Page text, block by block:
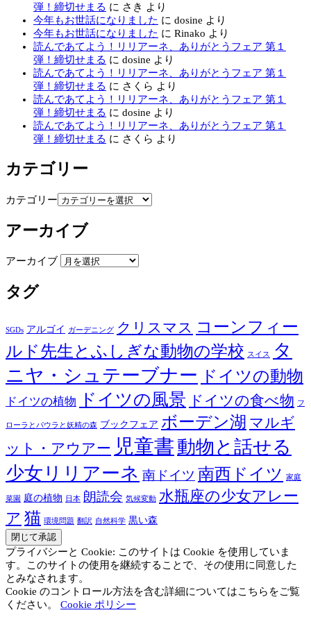
弾！締切せまる に さき より
今年もお世話になりました に dosine より
今年もお世話になりました に Rinako より
読んであてよう！リリアーネ、ありがとうフェア 第１
弾！締切せまる に dosine より
読んであてよう！リリアーネ、ありがとうフェア 第１
弾！締切せまる に さくら より
読んであてよう！リリアーネ、ありがとうフェア 第１
弾！締切せまる に dosine より
読んであてよう！リリアーネ、ありがとうフェア 第１
弾！締切せまる に さくら より
カテゴリー
カテゴリー
アーカイブ
アーカイブ
タグ
SGDs アルゴイ ガーデニング クリスマス コーンフィー
ルド先生とふしぎな動物の学校 スイス
タ
ニヤ・シュテーブナー ドイツの動物
ドイツの植物 ドイツの風景 ドイツの食べ物 フ
ローラとパウラと妖精の森 ブックフェア ボーデン湖 マルギ
ット・アウアー 児童書 動物と話せる
少女リリアーネ 南ドイツ 南西ドイツ 家庭
菜園 庭の植物 日本 朗読会 気候変動 水瓶座の少女アレー
ア 猫 環境問題 翻訳 自然科学 黒い森
プライバシーと Cookie: このサイトは Cookie を使用していま
す。このサイトの使用を継続することで、その使用に同意した
とみなされます。
Cookie のコントロール方法を含む詳細についてはこちらをご覧
ください。 Cookie ポリシー